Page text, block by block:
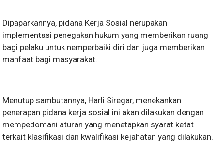
Dipaparkannya, pidana Kerja Sosial nerupakan
implementasi penegakan hukum yang memberikan ruang
bagi pelaku untuk nemperbaiki diri dan juga memberikan
manfaat bagi masyarakat.
Menutup sambutannya, Harli Siregar, menekankan
penerapan pidana kerja sosial ini akan dilakukan dengan
mempedomani aturan yang menetapkan syarat ketat
terkait klasifikasi dan kwalifikasi kejahatan yang dilakukan.